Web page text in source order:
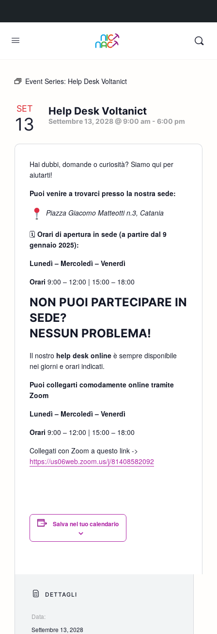
Event Series: Help Desk Voltanict
SET
13
Help Desk Voltanict
Settembre 13, 2028 @ 9:00 am - 6:00 pm
Hai dubbi, domande o curiosità? Siamo qui per
aiutarti!
Puoi venire a trovarci presso la nostra sede:
Piazza Giacomo Matteotti n.3, Catania
🗓 Orari di apertura in sede (a partire dal 9
gennaio 2025):
Lunedì – Mercoledì – Venerdì
Orari 9:00 – 12:00 | 15:00 – 18:00
NON PUOI PARTECIPARE IN
SEDE?
NESSUN PROBLEMA!
Il nostro help desk online è sempre disponibile
nei giorni e orari indicati.
Puoi collegarti comodamente online tramite
Zoom
Lunedì – Mercoledì – Venerdì
Orari 9:00 – 12:00 | 15:00 – 18:00
Collegati con Zoom a questo link ->
https://us06web.zoom.us/j/81408582092
Salva nel tuo calendario
DETTAGLI
Data:
Settembre 13, 2028